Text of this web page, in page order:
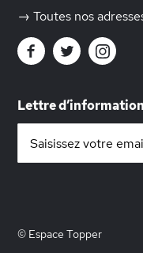
→ Toutes nos
Lettre d’information
notre
© Espace Topper